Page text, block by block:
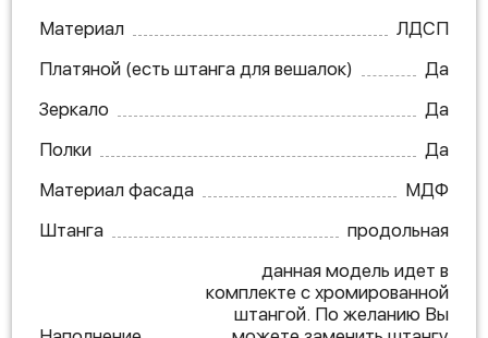
Материал
ЛДСП
Платяной (есть штанга для вешалок)
Да
Зеркало
Да
Полки
Да
Материал фасада
МДФ
Штанга
продольная
данная модель идет в
комплекте с хромированной
штангой. По желанию Вы